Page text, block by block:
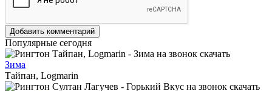
Добавить комментарий
Популярные сегодня
Зима
Тайпан, Logmarin